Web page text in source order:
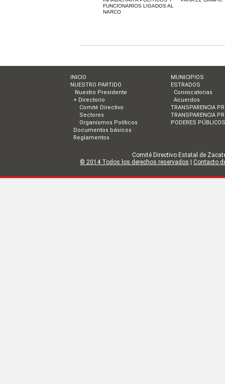
FUNCIONARIOS LIGADOS AL
NARCO
INICIO
NUESTRO PARTIDO
Nuestro Presidente
+ Directorio
Comité Directivo
Sectores
Organismos Políticos
Documentos básicos
Reglamentos
MUNICIPIOS
ESTRADOS
Convocatorias
Acuerdos
TRANSPARENCIA
TRANSPARENCIA
PODERES PÚBLICOS
Comité Directivo Estatal de
© 2014 Todos los derechos reservados | Contacto